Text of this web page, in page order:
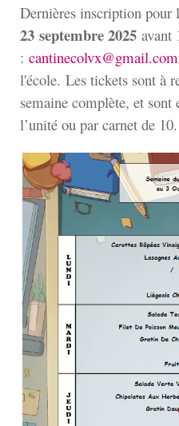
Dernières inscription pour
23 septembre 2025 avant
: cantinecolvx@gmail.com
l'école. Les tickets sont à
semaine complète, et sont
l’unité ou par carnet de 10.